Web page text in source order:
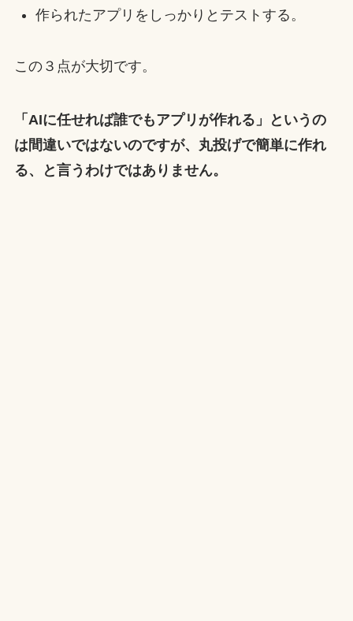
作られたアプリをしっかりとテストする。
この３点が大切です。
「AIに任せれば誰でもアプリが作れる」というの
は間違いではないのですが、丸投げで簡単に作れ
る、と言うわけではありません。